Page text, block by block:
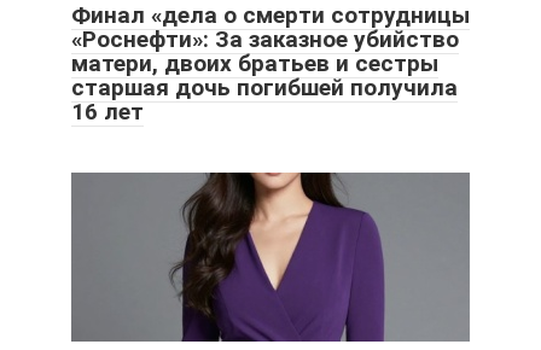
Финал «дела о смерти сотрудницы
«Роснефти»: За заказное убийство
матери, двоих братьев и сестры
старшая дочь погибшей получила
16 лет